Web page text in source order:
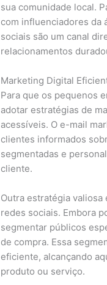
sua comunidade local.
com influenciadores da
sociais são um canal
relacionamentos
Marketing Digital
Para que os pequenos
adotar estratégias de
acessíveis. O e-mail
clientes informados
segmentadas e
cliente.
Outra estratégia
redes sociais. Embora
segmentar públicos
de compra. Essa
eficiente, alcançando
produto ou serviço.